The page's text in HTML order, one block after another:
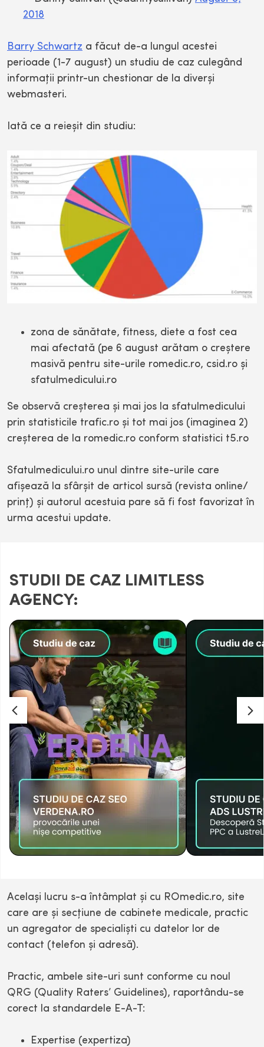
2018
Barry Schwartz a făcut de-a lungul acestei
perioade (1-7 august) un studiu de caz culegând
informaţii printr-un chestionar de la diverşi
webmasteri.
Iată ce a reieşit din studiu:
zona de sănătate, fitness, diete a fost cea
mai afectată (pe 6 august arătam o creştere
masivă pentru site-urile romedic.ro, csid.ro şi
sfatulmedicului.ro
Se observă creşterea şi mai jos la sfatulmedicului
prin statisticile trafic.ro şi tot mai jos (imaginea 2)
creşterea de la romedic.ro conform statistici t5.ro
Sfatulmedicului.ro unul dintre site-urile care
afişează la sfârşit de articol sursă (revista online/
prinţ) şi autorul acestuia pare să fi fost favorizat în
urma acestui update.
STUDII DE CAZ LIMITLESS
AGENCY:
Acelaşi lucru s-a întâmplat şi cu ROmedic.ro, site
care are şi secţiune de cabinete medicale, practic
un agregator de specialişti cu datelor lor de
contact (telefon şi adresă).
Practic, ambele site-uri sunt conforme cu noul
QRG (Quality Raters’ Guidelines), raportându-se
corect la standardele E-A-T:
Expertise (expertiza)